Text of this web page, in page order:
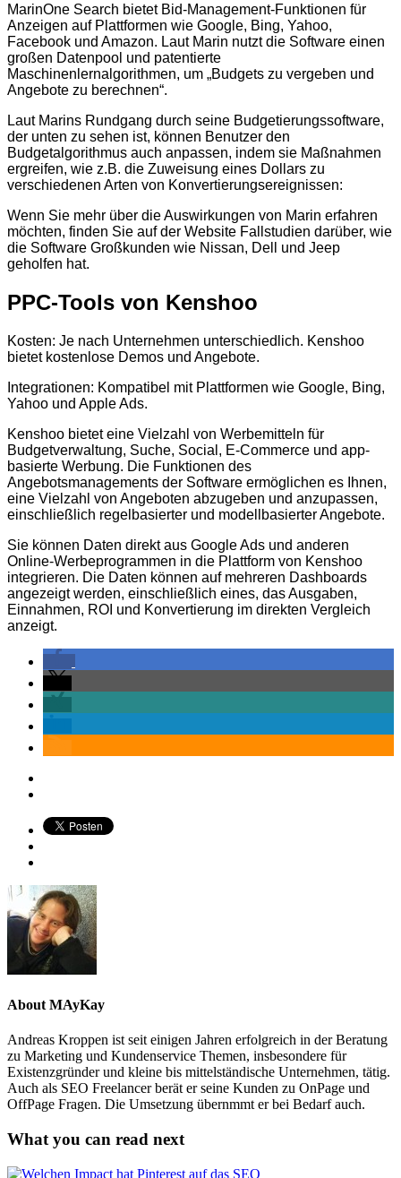
MarinOne Search bietet Bid-Management-Funktionen für
Anzeigen auf Plattformen wie Google, Bing, Yahoo,
Facebook und Amazon. Laut Marin nutzt die Software einen
großen Datenpool und patentierte
Maschinenlernalgorithmen, um „Budgets zu vergeben und
Angebote zu berechnen“.
Laut Marins Rundgang durch seine Budgetierungssoftware,
der unten zu sehen ist, können Benutzer den
Budgetalgorithmus auch anpassen, indem sie Maßnahmen
ergreifen, wie z.B. die Zuweisung eines Dollars zu
verschiedenen Arten von Konvertierungsereignissen:
Wenn Sie mehr über die Auswirkungen von Marin erfahren
möchten, finden Sie auf der Website Fallstudien darüber, wie
die Software Großkunden wie Nissan, Dell und Jeep
geholfen hat.
PPC-Tools von Kenshoo
Kosten: Je nach Unternehmen unterschiedlich. Kenshoo
bietet kostenlose Demos und Angebote.
Integrationen: Kompatibel mit Plattformen wie Google, Bing,
Yahoo und Apple Ads.
Kenshoo bietet eine Vielzahl von Werbemitteln für
Budgetverwaltung, Suche, Social, E-Commerce und app-
basierte Werbung. Die Funktionen des
Angebotsmanagements der Software ermöglichen es Ihnen,
eine Vielzahl von Angeboten abzugeben und anzupassen,
einschließlich regelbasierter und modellbasierter Angebote.
Sie können Daten direkt aus Google Ads und anderen
Online-Werbeprogrammen in die Plattform von Kenshoo
integrieren. Die Daten können auf mehreren Dashboards
angezeigt werden, einschließlich eines, das Ausgaben,
Einnahmen, ROI und Konvertierung im direkten Vergleich
anzeigt.
About MAyKay
Andreas Kroppen ist seit einigen Jahren erfolgreich in der Beratung
zu Marketing und Kundenservice Themen, insbesondere für
Existenzgründer und kleine bis mittelständische Unternehmen, tätig.
Auch als SEO Freelancer berät er seine Kunden zu OnPage und
OffPage Fragen. Die Umsetzung übernmmt er bei Bedarf auch.
What you can read next